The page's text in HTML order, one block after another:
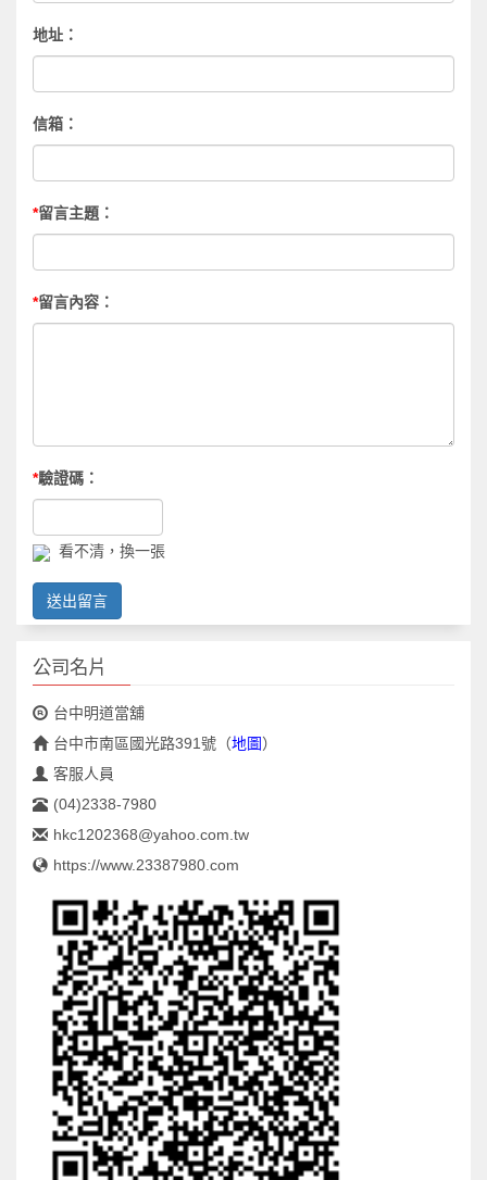
地址：
信箱：
*留言主題：
*留言內容：
*驗證碼：
看不清，換一張
送出留言
公司名片
台中明道當舖
台中市南區國光路391號 （地圖）
客服人員
(04)2338-7980
hkc1202368@yahoo.com.tw
https://www.23387980.com